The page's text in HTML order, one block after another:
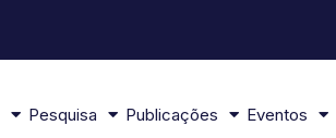
Pesquisa Publicações Eventos